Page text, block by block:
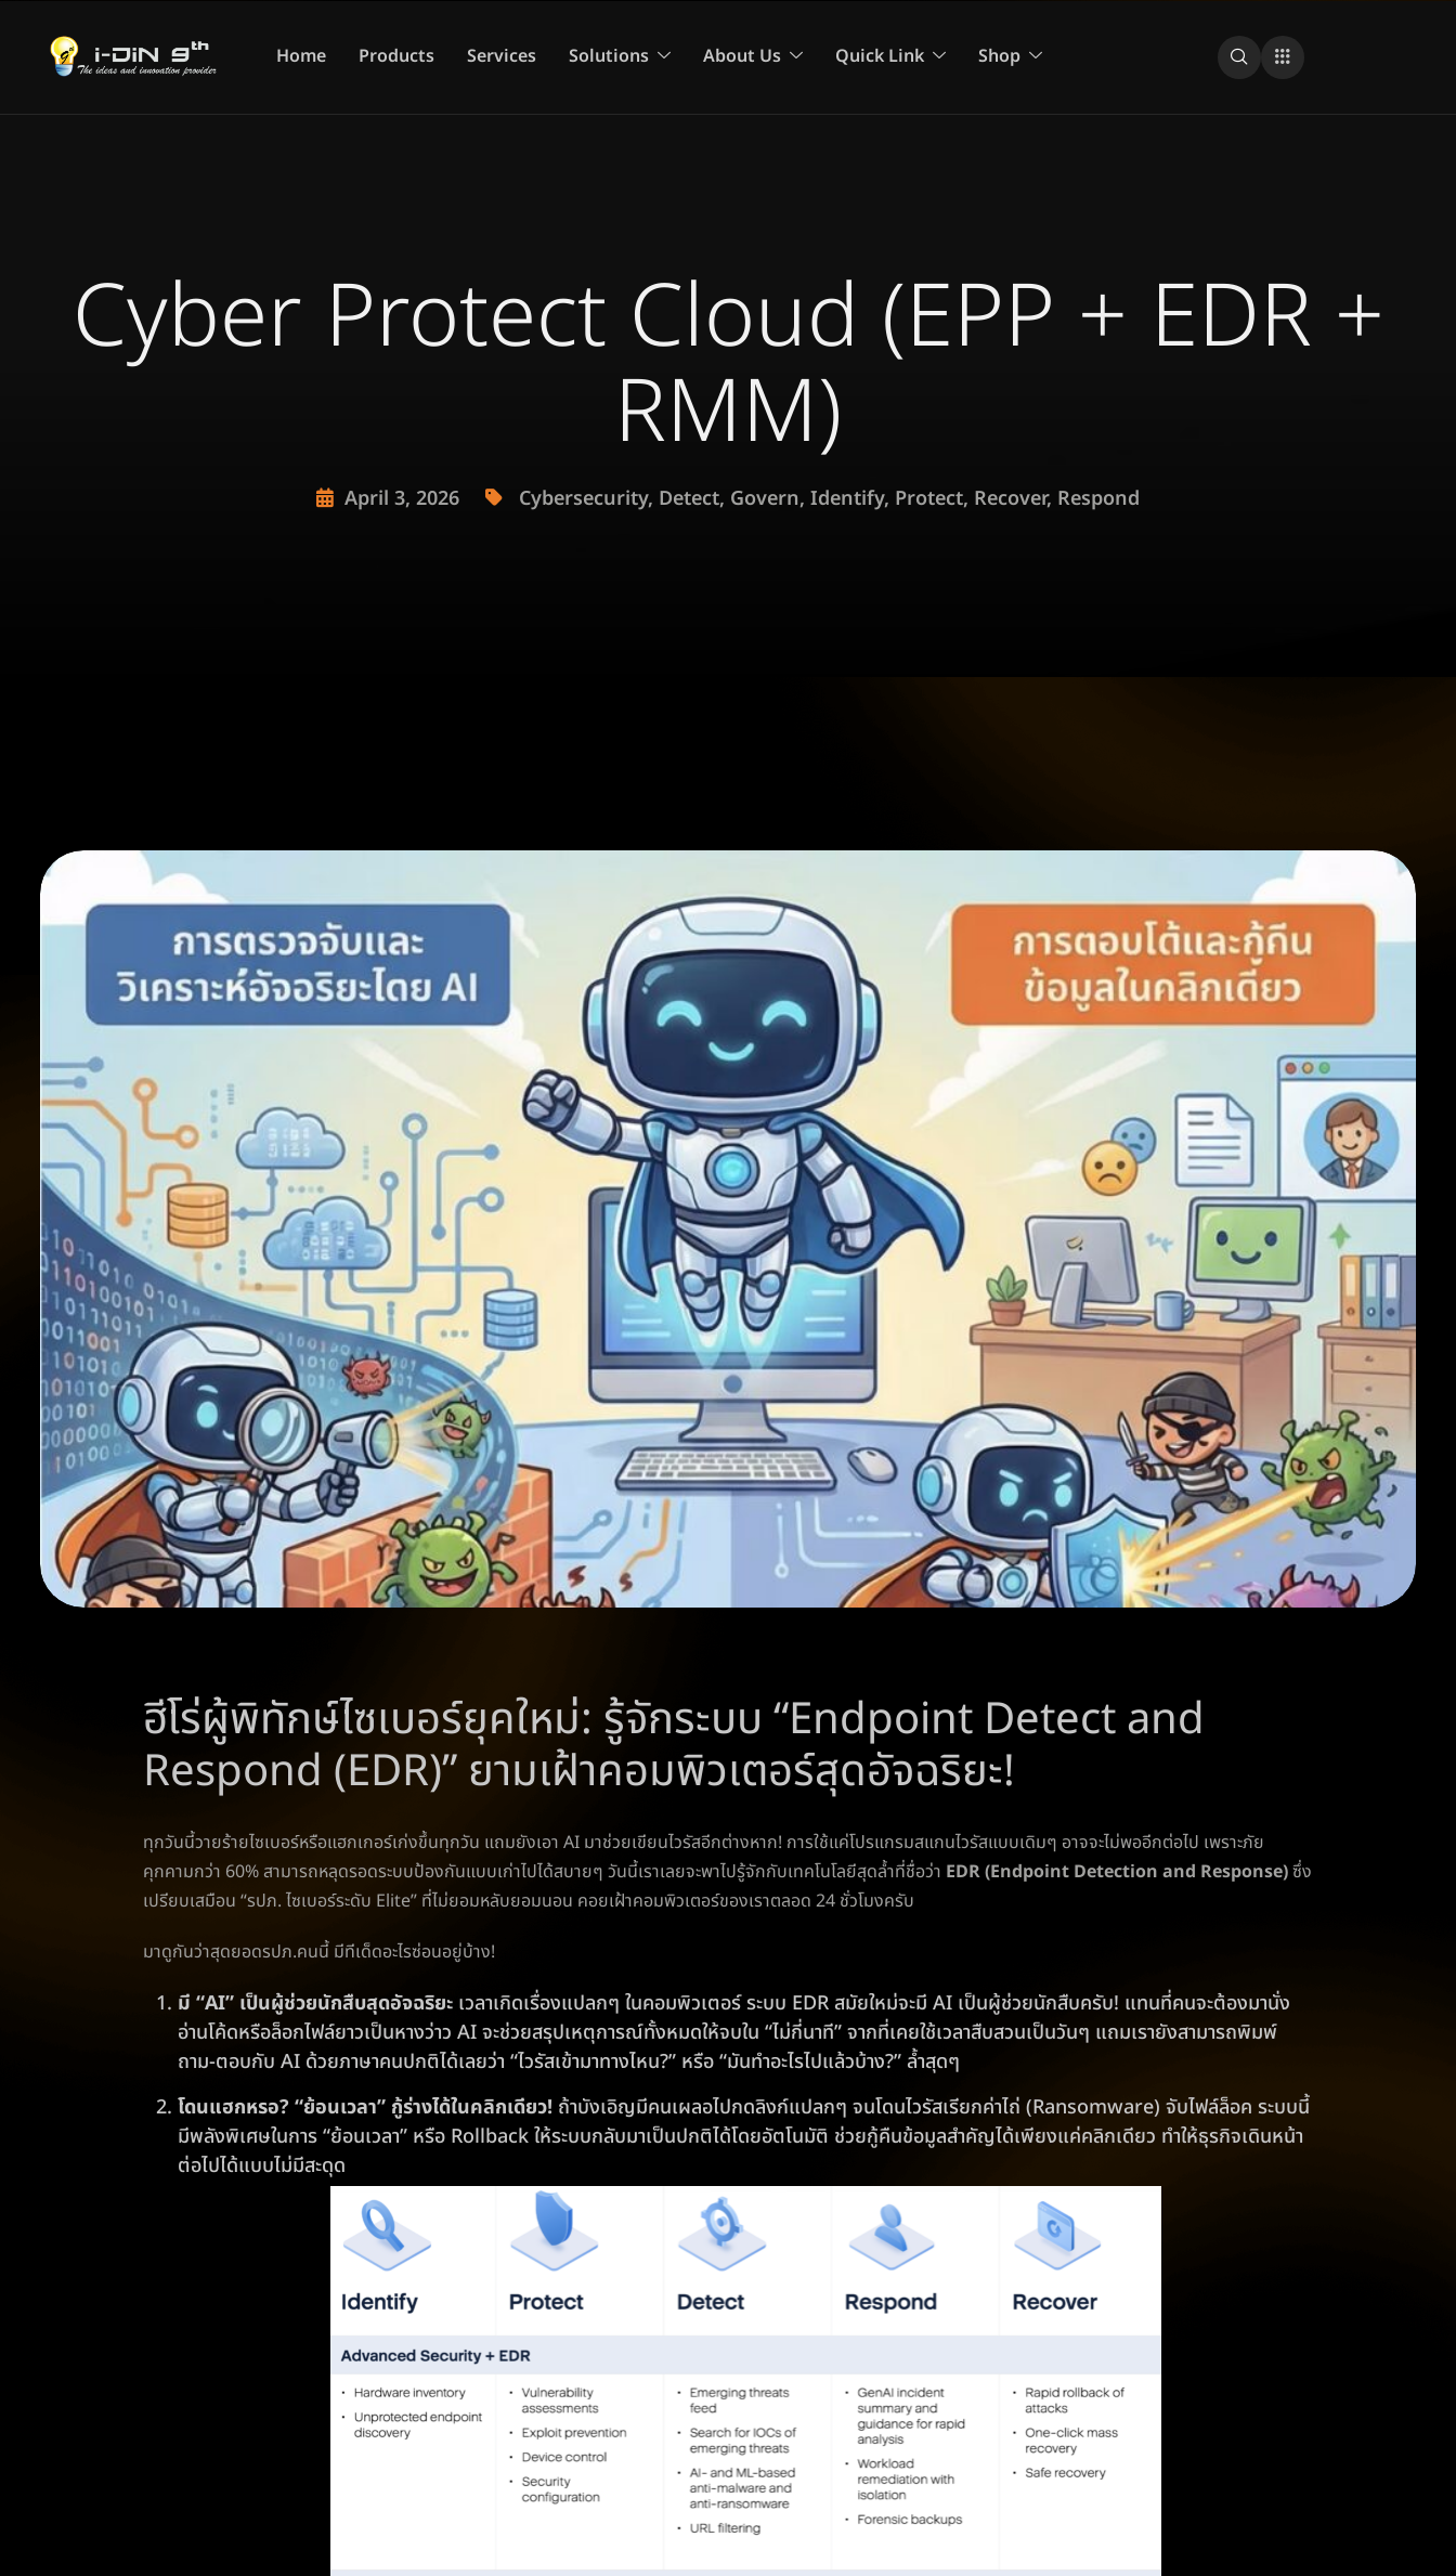
Home Products Services Solutions About Us Quick Link Shop
Cyber Protect Cloud (EPP + EDR +
RMM)
April 3, 2026 Cybersecurity, Detect, Govern, Identify, Protect, Recover, Respond
ฮีโร่ผู้พิทักษ์ไซเบอร์ยุคใหม่: รู้จักระบบ “Endpoint Detect and
Respond (EDR)” ยามเฝ้าคอมพิวเตอร์สุดอัจฉริยะ!
ทุกวันนี้วายร้ายไซเบอร์หรือแฮกเกอร์เก่งขึ้นทุกวัน แถมยังเอา AI มาช่วยเขียนไวรัสอีกต่างหาก! การใช้แค่โปรแกรมสแกนไวรัสแบบเดิมๆ อาจจะไม่พออีกต่อไป เพราะภัย
คุกคามกว่า 60% สามารถหลุดรอดระบบป้องกันแบบเก่าไปได้สบายๆ วันนี้เราเลยจะพาไปรู้จักกับเทคโนโลยีสุดล้ำที่ชื่อว่า EDR (Endpoint Detection and Response)ซึ่ง
เปรียบเสมือน “รปภ. ไซเบอร์ระดับ Elite” ที่ไม่ยอมหลับยอมนอน คอยเฝ้าคอมพิวเตอร์ของเราตลอด 24 ชั่วโมงครับ
มาดูกันว่าสุดยอดรปภ.คนนี้ มีทีเด็ดอะไรซ่อนอยู่บ้าง!
มี “AI” เป็นผู้ช่วยนักสืบสุดอัจฉริยะ เวลาเกิดเรื่องแปลกๆ ในคอมพิวเตอร์ ระบบ EDR สมัยใหม่จะมี AI เป็นผู้ช่วยนักสืบครับ! แทนที่คนจะต้องมานั่ง
อ่านโค้ดหรือล็อกไฟล์ยาวเป็นหางว่าว AI จะช่วยสรุปเหตุการณ์ทั้งหมดให้จบใน “ไม่กี่นาที” จากที่เคยใช้เวลาสืบสวนเป็นวันๆ แถมเรายังสามารถพิมพ์
ถาม-ตอบกับ AI ด้วยภาษาคนปกติได้เลยว่า “ไวรัสเข้ามาทางไหน?” หรือ “มันทำอะไรไปแล้วบ้าง?” ล้ำสุดๆ
โดนแฮกหรอ? “ย้อนเวลา” กู้ร่างได้ในคลิกเดียว! ถ้าบังเอิญมีคนเผลอไปกดลิงก์แปลกๆ จนโดนไวรัสเรียกค่าไถ่ (Ransomware) จับไฟล์ล็อค ระบบนี้
มีพลังพิเศษในการ “ย้อนเวลา” หรือ Rollback ให้ระบบกลับมาเป็นปกติได้โดยอัตโนมัติ ช่วยกู้คืนข้อมูลสำคัญได้เพียงแค่คลิกเดียว ทำให้ธุรกิจเดินหน้า
ต่อไปได้แบบไม่มีสะดุด